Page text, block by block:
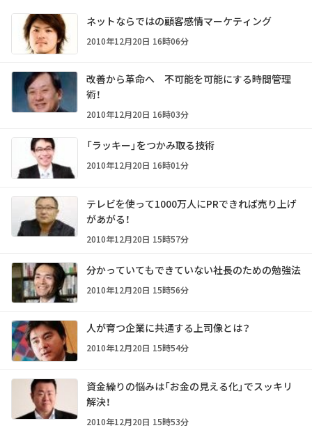
ネットならではの顧客感情マーケティング
2010年12月20日 16時06分
改善から革命へ 不可能を可能にする時間管理
術！
2010年12月20日 16時03分
「ラッキー」をつかみ取る技術
2010年12月20日 16時01分
テレビを使って1000万人にPRできれば売り上げ
があがる！
2010年12月20日 15時57分
分かっていてもできていない社長のための勉強法
2010年12月20日 15時56分
人が育つ企業に共通する上司像とは？
2010年12月20日 15時54分
資金繰りの悩みは「お金の見える化」でスッキリ
解決！
2010年12月20日 15時53分